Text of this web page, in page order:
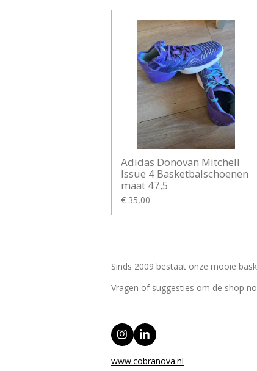
Adidas Donovan Mitchell
Issue 4 Basketbalschoenen
maat 47,5
€ 35,00
Sinds 2009 bestaat onze mooie
Vragen of suggesties om de shop
I
n
s
t
L
i
n
k
www.cobranova.nl